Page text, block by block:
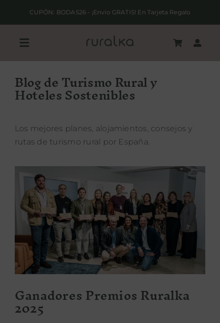
CUPÓN: BODAS26 - ¡Envío GRATIS! En Tarjeta Regalo
Toggle
REGALA RURALKA
ALOJAMIENTOS RURALES
QUIERO SER HOTEL RURALKA
SOY UNA EMPRESA
ÁREA HOTELES
Buscar:
Blog de Turismo Rural y
Hoteles Sostenibles
Los mejores planes, alojamientos, consejos y
rutas de turismo rural por España.
Ganadores Premios Ruralka 2025
Ganadores Premios Ruralka
2025